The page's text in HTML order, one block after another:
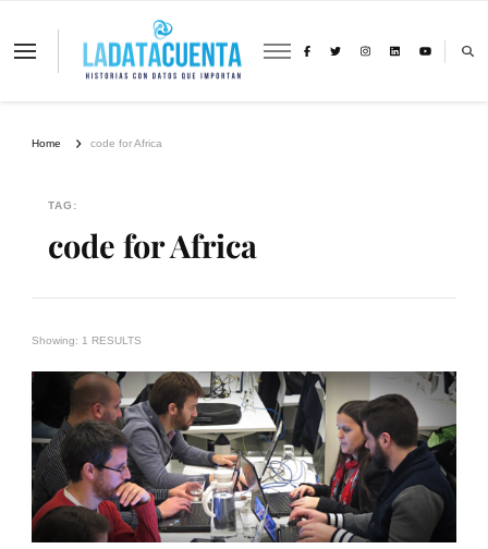
La Data Cuenta es una plataforma
Home code for Africa
TAG:
code for Africa
Showing: 1 RESULTS